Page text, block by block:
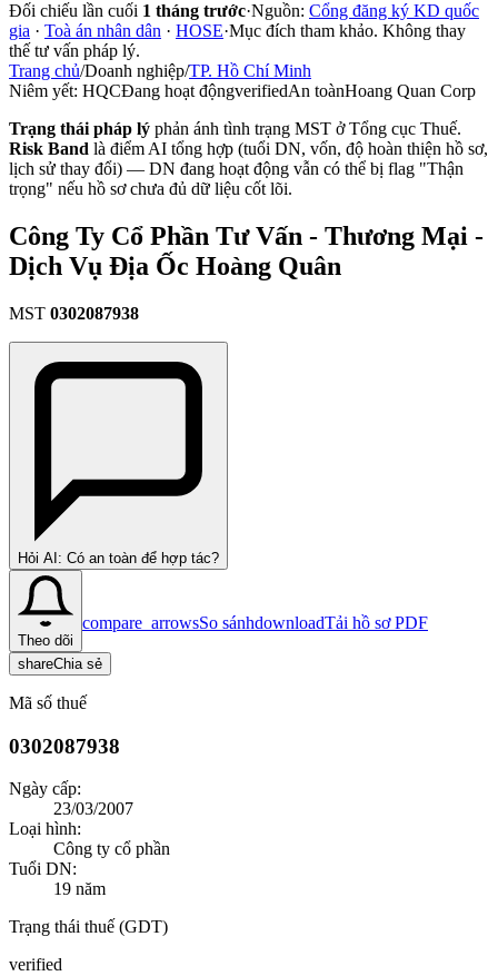
Đối chiếu lần cuối 1 tháng trước·Nguồn: Cổng đăng ký KD quốc
gia · Toà án nhân dân · HOSE·Mục đích tham khảo. Không thay
thế tư vấn pháp lý.
Trang chủ/Doanh nghiệp/TP. Hồ Chí Minh
Niêm yết: HQCĐang hoạt độngverifiedAn toànHoang Quan Corp
Trạng thái pháp lý phản ánh tình trạng MST ở Tổng cục Thuế.
Risk Band là điểm AI tổng hợp (tuổi DN, vốn, độ hoàn thiện hồ sơ,
lịch sử thay đổi) — DN đang hoạt động vẫn có thể bị flag "Thận
trọng" nếu hồ sơ chưa đủ dữ liệu cốt lõi.
Công Ty Cổ Phần Tư Vấn - Thương Mại -
Dịch Vụ Địa Ốc Hoàng Quân
MST 0302087938
Hỏi AI: Có an toàn để hợp tác?
Theo dõi
compare_arrowsSo sánhdownloadTải hồ sơ PDF
shareChia sẻ
Mã số thuế
0302087938
Ngày cấp:
23/03/2007
Loại hình:
Công ty cổ phần
Tuổi DN:
19 năm
Trạng thái thuế (GDT)
verified